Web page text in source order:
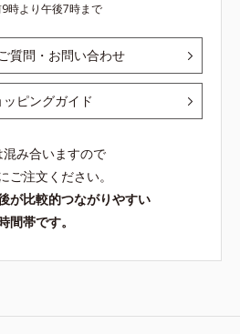
時より午後7時まで
質問・お問い合わせ
ッピングガイド
混み合いますので
ご注文ください。
が比較的つながりやすい
間帯です。